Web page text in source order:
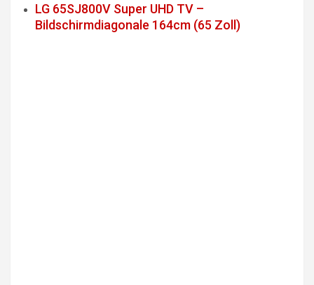
LG 65SJ800V Super UHD TV –
Bildschirmdiagonale 164cm (65 Zoll)